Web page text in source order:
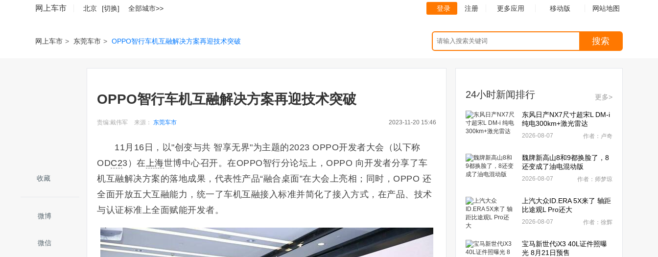
网上车市 北京 [切换] 全部城市>> 登录 注册 更多应用 移动版 网站地图
网上车市 > 东莞车市 > OPPO智行车机互融解决方案再迎技术突破 搜索
收藏
微博
微信
OPPO智行车机互融解决方案再迎技术突破
责编:戴伟军 来源： 东莞车市 2023-11-20 15:46
11月16日，以"创变与共 智享无界"为主题的2023 OPPO开发者大会（以下称
ODC23）在上海世博中心召开。在OPPO智行分论坛上，OPPO 向开发者分享了车
机互融解决方案的落地成果，代表性产品“融合桌面”在大会上亮相；同时，OPPO 还
全面开放五大互融能力，统一了车机互融接入标准并简化了接入方式，在产品、技术
与认证标准上全面赋能开发者。
24小时新闻排行 更多>
东风日产NX7尺寸超宋L DM-i
纯电300km+激光雷达
2026-08-07 作者：卢奇
魏牌新高山8和9都换脸了，8
还变成了油电混动版
2026-08-07 作者：师梦琼
上汽大众ID.ERA 5X来了 轴距
比途观L Pro还大
2026-08-07 作者：徐辉
宝马新世代iX3 40L证件照曝
光 8月21日预售